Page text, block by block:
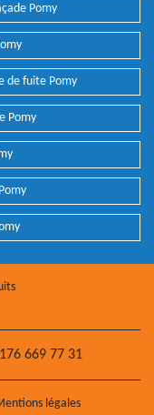
Pomy
de fuite Pomy
Pomy
669 77 31
légales